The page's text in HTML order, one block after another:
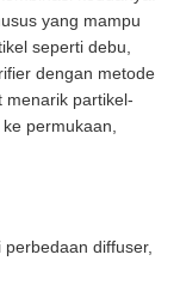
yang mampu
seperti debu,
dengan metode
menarik partikel-
permukaan,
diffuser,